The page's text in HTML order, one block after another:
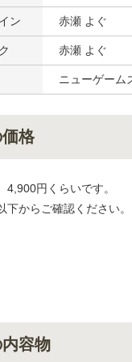
ン 赤瀬 よぐ
赤瀬 よぐ
ニューゲーム
格
4,900円くらいです。
下からご確認ください。
容物